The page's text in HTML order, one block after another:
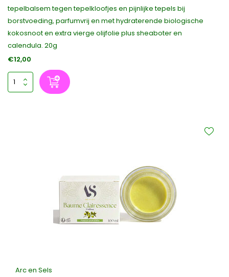
tepelbalsem tegen tepelkloofjes en pijnlijke tepels bij
borstvoeding, parfumvrij en met hydraterende biologische
kokosnoot en extra vierge olijfolie plus sheaboter en
calendula. 20g
€12,00
Arc en Sels